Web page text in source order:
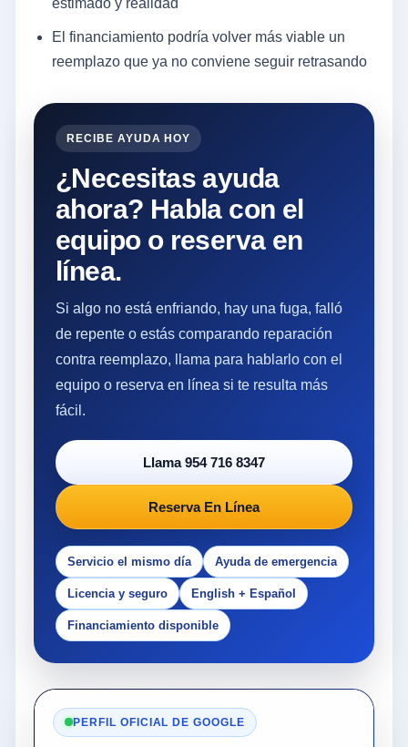
El financiamiento podría volver más viable un
reemplazo que ya no conviene seguir retrasando
RECIBE AYUDA HOY
¿Necesitas ayuda
ahora? Habla con el
equipo o reserva en
línea.
Si algo no está enfriando, hay una fuga, falló
de repente o estás comparando reparación
contra reemplazo, llama para hablarlo con el
equipo o reserva en línea si te resulta más
fácil.
Llama 954 716 8347
Reserva En Línea
Servicio el mismo día Ayuda de emergencia
Licencia y seguro English + Español
Financiamiento disponible
PERFIL OFICIAL DE GOOGLE